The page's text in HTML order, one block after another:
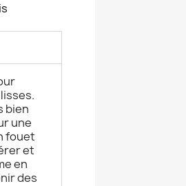
bien
une
fouet
et
en
des